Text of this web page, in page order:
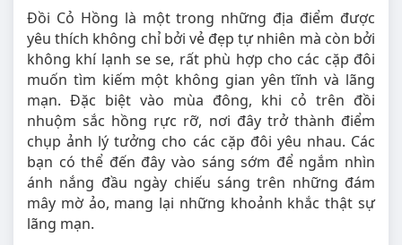
Đồi Cỏ Hồng là một trong những địa điểm được
yêu thích không chỉ bởi vẻ đẹp tự nhiên mà còn bởi
không khí lạnh se se, rất phù hợp cho các cặp đôi
muốn tìm kiếm một không gian yên tĩnh và lãng
mạn. Đặc biệt vào mùa đông, khi cỏ trên đồi
nhuộm sắc hồng rực rỡ, nơi đây trở thành điểm
chụp ảnh lý tưởng cho các cặp đôi yêu nhau. Các
bạn có thể đến đây vào sáng sớm để ngắm nhìn
ánh nắng đầu ngày chiếu sáng trên những đám
mây mờ ảo, mang lại những khoảnh khắc thật sự
lãng mạn.